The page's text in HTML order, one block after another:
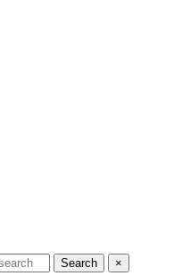
Search ×